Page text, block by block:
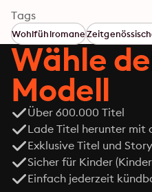
Tags
Wohlfühlromane
Wähle
Modell
Über 600.000 Titel
Lade Titel herunter mit
Exklusive Titel und
Sicher für Kinder
Einfach jederzeit